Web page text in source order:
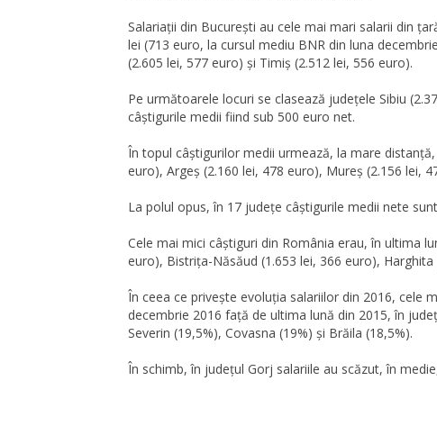
Salariații din București au cele mai mari salarii din
lei (713 euro, la cursul mediu BNR din luna
(2.605 lei, 577 euro) și Timiș (2.512 lei, 556 euro).
Pe următoarele locuri se clasează județele Sibiu
câştigurile medii fiind sub 500 euro net.
În topul câștigurilor medii urmează, la mare
euro), Argeș (2.160 lei, 478 euro), Mureș (2.156 lei,
La polul opus, în 17 județe câștigurile medii nete
Cele mai mici câștiguri din România erau, în ultima
euro), Bistrița-Năsăud (1.653 lei, 366 euro),
În ceea ce privește evoluția salariilor din 2016, cele
decembrie 2016 față de ultima lună din 2015, în
Severin (19,5%), Covasna (19%) și Brăila (18,5%).
În schimb, în județul Gorj salariile au scăzut, în